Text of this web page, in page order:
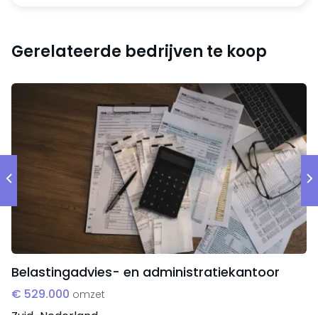
Gerelateerde bedrijven te koop
Belastingadvies- en administratiekantoor
€ 529.000 omzet